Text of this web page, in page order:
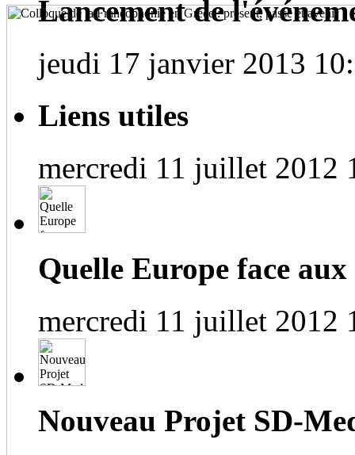
Lancement de
jeudi 17 janvier 2013
Liens utiles
mercredi 11 juillet 2012
Quelle Europe face
mercredi 11 juillet 2012
Nouveau Projet SD-